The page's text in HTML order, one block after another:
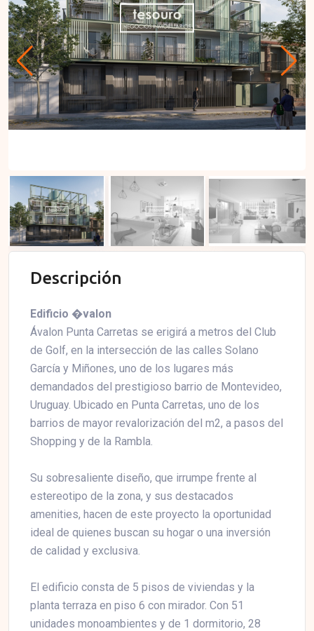
Descripción
Edificio �valon
Ávalon Punta Carretas se erigirá a metros del Club
de Golf, en la intersección de las calles Solano
García y Miñones, uno de los lugares más
demandados del prestigioso barrio de Montevideo,
Uruguay. Ubicado en Punta Carretas, uno de los
barrios de mayor revalorización del m2, a pasos del
Shopping y de la Rambla.
Su sobresaliente diseño, que irrumpe frente al
estereotipo de la zona, y sus destacados
amenities, hacen de este proyecto la oportunidad
ideal de quienes buscan su hogar o una inversión
de calidad y exclusiva.
El edificio consta de 5 pisos de viviendas y la
planta terraza en piso 6 con mirador. Con 51
unidades monoambientes y de 1 dormitorio, 28